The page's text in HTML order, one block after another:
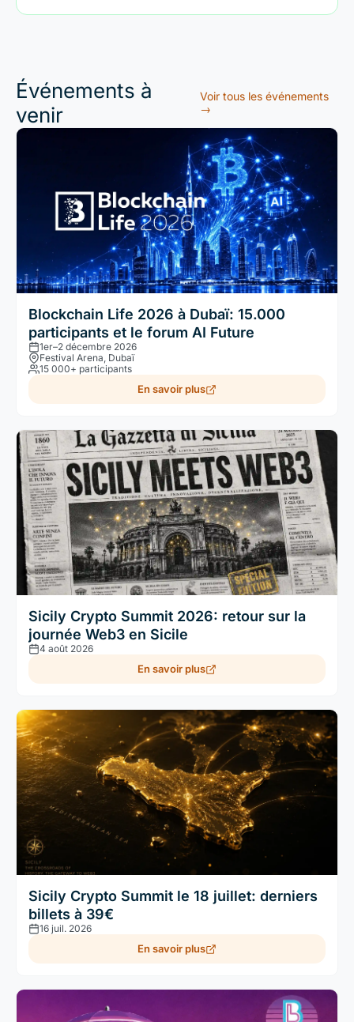
Événements à
venir
Voir tous les événements
→
Blockchain Life 2026 à Dubaï: 15.000
participants et le forum AI Future
1er–2 décembre 2026
Festival Arena, Dubaï
15 000+ participants
En savoir plus
Sicily Crypto Summit 2026: retour sur la
journée Web3 en Sicile
4 août 2026
En savoir plus
Sicily Crypto Summit le 18 juillet: derniers
billets à 39€
16 juil. 2026
En savoir plus